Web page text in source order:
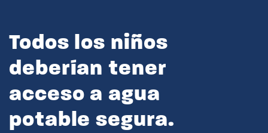
Todos los niños
deberían tener
acceso a agua
potable segura.